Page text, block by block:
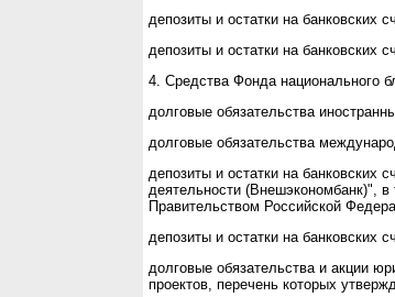
депозиты и остатки на банковских
депозиты и остатки на банковских
4. Средства Фонда национального
долговые обязательства
долговые обязательства
депозиты и остатки на банковских
деятельности (Внешэкономбанк)",
Правительством Российской
депозиты и остатки на банковских
долговые обязательства и акции
проектов, перечень которых